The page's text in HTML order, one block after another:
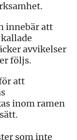
innebär att
avvikelser
följs.
att
inom ramen
som inte